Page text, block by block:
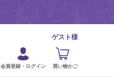
ゲスト様
会員登録・ログイン 買い物かご